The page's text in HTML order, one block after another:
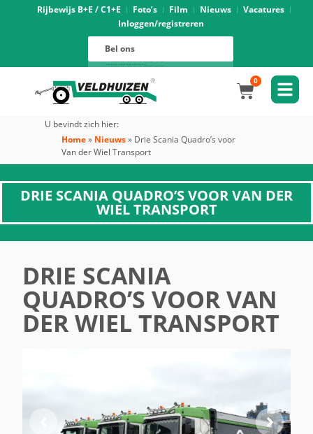
Rijbewijs B+E / C1+E Foto’s Film Nieuws
Vacatures
Inloggen/registreren
Bel ons
0
U bevindt zich hier:
Home» Nieuws» Drie Scania Quadro’s voor
Van der Wiel Transport
DRIE SCANIA QUADRO’S VOOR VAN DER
WIEL TRANSPORT
DRIE SCANIA
QUADRO’S VOOR VAN
DER WIEL TRANSPORT